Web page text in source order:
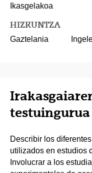
Ikasgelakoa
HIZKUNTZA
Gaztelania
testuingurua
Describir los
utilizados en estudios
Involucrar a los